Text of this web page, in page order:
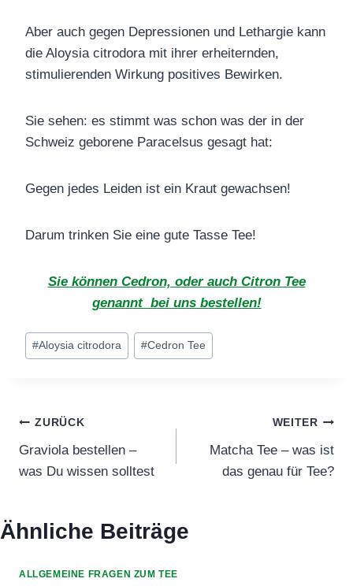
Aber auch gegen Depressionen und Lethargie kann
die Aloysia citrodora mit ihrer erheiternden,
stimulierenden Wirkung positives Bewirken.
Sie sehen: es stimmt was schon was der in der
Schweiz geborene Paracelsus gesagt hat:
Gegen jedes Leiden ist ein Kraut gewachsen!
Darum trinken Sie eine gute Tasse Tee!
Sie können Cedron, oder auch Citron Tee
genannt bei uns bestellen!
Schlagworte:
#Aloysia citrodora #Cedron Tee
Beitragsnavigation
ZURÜCK
Graviola bestellen –
was Du wissen solltest
WEITER
Matcha Tee – was ist
das genau für Tee?
Ähnliche Beiträge
ALLGEMEINE FRAGEN ZUM TEE